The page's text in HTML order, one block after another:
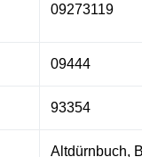
09273119
09444
93354
Altdürnbuch,